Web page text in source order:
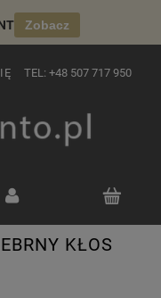
Zobacz
TEL: +48 507 717 950
KŁOS